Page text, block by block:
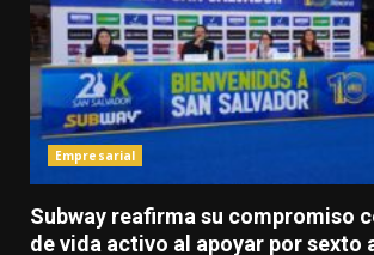
Empresarial
Subway reafirma su compromiso
de vida activo al apoyar por sexto